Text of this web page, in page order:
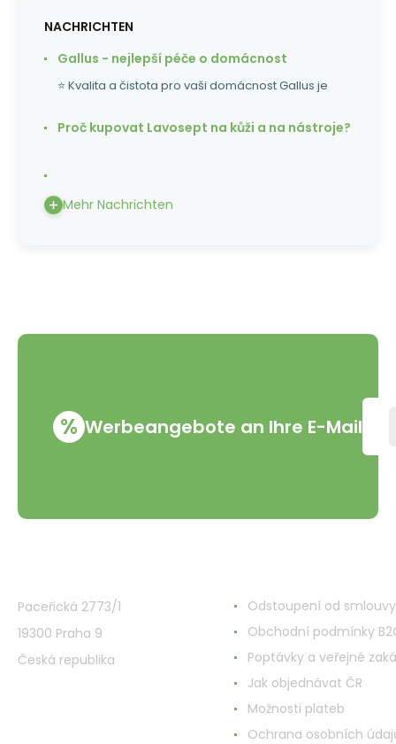
NACHRICHTEN
Gallus - nejlepší péče o domácnost
⭐ Kvalita a čistota pro vaši domácnost Gallus je
Proč kupovat Lavosept na kůži a na nástroje?
Mehr Nachrichten
% Werbeangebote an Ihre E-Mail
Paceřická 2773/1
19300 Praha 9
Česká republika
Odstoupení od smlouvy
Obchodní podmínky
Poptávky a veřejné
Jak objednávat ČR
Možnosti plateb
Ochrana osobních